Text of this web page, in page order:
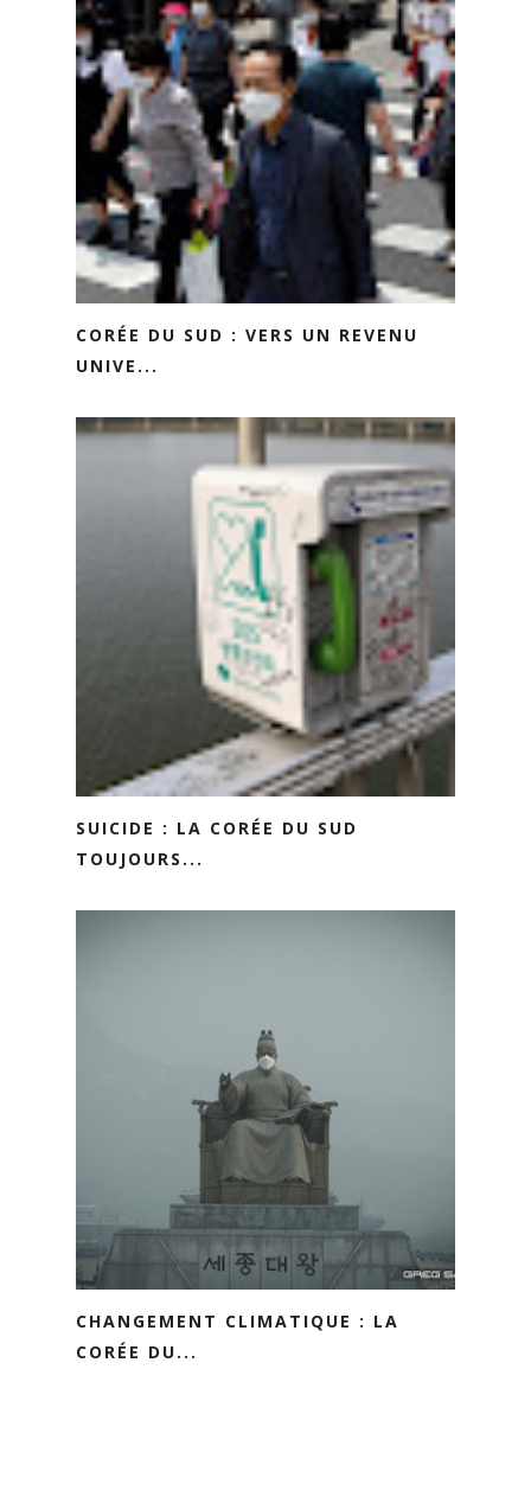
CORÉE DU SUD : VERS UN REVENU
UNIVE...
SUICIDE : LA CORÉE DU SUD
TOUJOURS...
CHANGEMENT CLIMATIQUE : LA
CORÉE DU...